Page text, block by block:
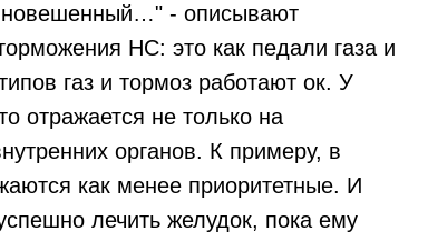
- описывают
НС: это как педали газа и
газ и тормоз работают ок. У
отражается не только на
органов. К примеру, в
как менее приоритетные. И
лечить желудок, пока ему